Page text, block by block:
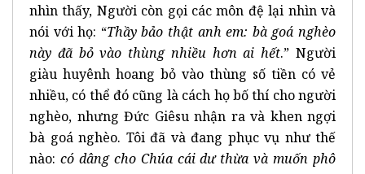
nhìn thấy, Người còn gọi các môn đệ lại nhìn và
nói với họ: “Thầy bảo thật anh em: bà goá nghèo
này đã bỏ vào thùng nhiều hơn ai hết.” Người
giàu huyênh hoang bỏ vào thùng số tiền có vẻ
nhiều, có thể đó cũng là cách họ bố thí cho người
nghèo, nhưng Đức Giêsu nhận ra và khen ngợi
bà goá nghèo. Tôi đã và đang phục vụ như thế
nào: có dâng cho Chúa cái dư thừa và muốn phô